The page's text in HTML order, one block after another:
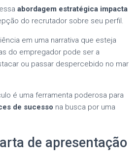
abordagem estratégica impacta
do recrutador sobre seu perfil.
em uma narrativa que esteja
do empregador pode ser a
ou passar despercebido no mar
é uma ferramenta poderosa para
de sucesso na busca por uma
de apresentação